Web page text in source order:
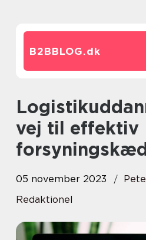
B2BBLOG.dk
Logistikuddannelse: En
vej til effektiv
05 november 2023
Redaktionel